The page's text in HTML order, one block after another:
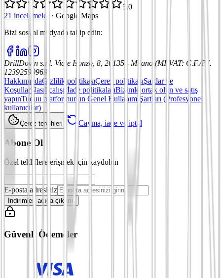
5,0
21 incelemeler
· Google Maps
Bizi sosyal medyada takip edin:
DrillDown s.r.l. Viale Isonzo, 8, 20135 - Milano (MI) VAT: C.F./P.I.
12392590969
HakkımızdaGizlilik politikasıÇerez politikasıŞartlar ve
KoşullarNasıl çalışırİade politikalarıBizimle ortak olun ve satış
yapınTuduu platformunun Genel Kullanım Şartları (Profesyonel
kullanıcılar)
Çerez tercihleri Cayma, iade ve iptal
Abone Ol
Özel tekliflere erişmek için kaydolun
E-posta adresiniz
İndirimleri açığa çıkarın
Güvenli Ödemeler